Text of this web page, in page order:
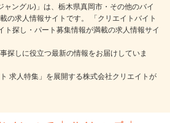
ャングル)」は、栃木県真岡市・その他のバイ
の求人情報サイトです。 「クリエイトバイト
ト探し・パート募集情報が満載の求人情報サイ
探しに役立つ最新の情報をお届けしていま
求人特集」を展開する株式会社クリエイトが